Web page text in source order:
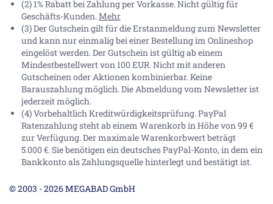
(2) 1% Rabatt bei Zahlung per Vorkasse. Nicht gültig für
Geschäfts-Kunden.Mehr
(3) Der Gutschein gilt für die Erstanmeldung zum Newsletter
und kann nur einmalig bei einer Bestellung im Onlineshop
eingelöst werden. Der Gutschein ist gültig ab einem
Mindestbestellwert von 100 EUR. Nicht mit anderen
Gutscheinen oder Aktionen kombinierbar. Keine
Barauszahlung möglich. Die Abmeldung vom Newsletter ist
jederzeit möglich.
(4) Vorbehaltlich Kreditwürdigkeitsprüfung. PayPal
Ratenzahlung steht ab einem Warenkorb in Höhe von99 €
zur Verfügung. Der maximale Warenkorbwert beträgt
5.000 €. Sie benötigen ein deutsches PayPal-Konto, in dem ein
Bankkonto als Zahlungsquelle hinterlegt und bestätigt ist.
© 2003 - 2026 MEGABAD GmbH